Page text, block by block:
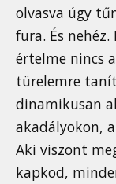
olvasva úgy
fura. És nehéz.
értelme nincs
türelemre
dinamikusan
akadályokon,
Aki viszont
kapkod,